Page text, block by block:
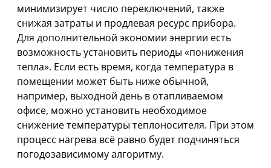
минимизирует число переключений, также
снижая затраты и продлевая ресурс прибора.
Для дополнительной экономии энергии есть
возможность установить периоды «понижения
тепла». Если есть время, когда температура в
помещении может быть ниже обычной,
например, выходной день в отапливаемом
офисе, можно установить необходимое
снижение температуры теплоносителя. При этом
процесс нагрева всё равно будет подчиняться
погодозависимому алгоритму.